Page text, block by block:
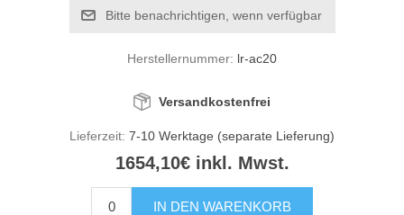
Herstellernummer: lr-ac20
Versandkostenfrei
Lieferzeit: 7-10 Werktage (separate Lieferung)
1654,10€ inkl. Mwst.